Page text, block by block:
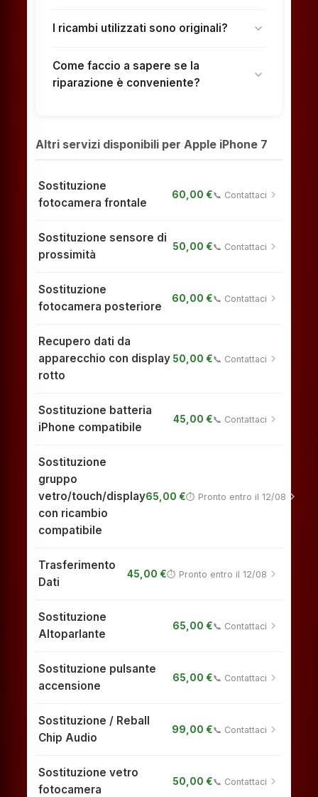
I ricambi utilizzati sono originali? expand_more
Come faccio a sapere se la
riparazione è conveniente?
expand_more
Altri servizi disponibili per Apple iPhone 7
Sostituzione
fotocamera frontale
60,00 €📞 Contattaci chevron_right
Sostituzione sensore di
prossimità
50,00 €📞 Contattaci chevron_right
Sostituzione
fotocamera posteriore
60,00 €📞 Contattaci chevron_right
Recupero dati da
apparecchio con display
rotto
50,00 €📞 Contattaci chevron_right
Sostituzione batteria
iPhone compatibile
45,00 €📞 Contattaci chevron_right
Sostituzione
gruppo
vetro/touch/display
con ricambio
compatibile
65,00 €⏱ Pronto entro il 12/08 chevron_right
Trasferimento
Dati
45,00 €⏱ Pronto entro il 12/08 chevron_right
Sostituzione
Altoparlante
65,00 €📞 Contattaci chevron_right
Sostituzione pulsante
accensione
65,00 €📞 Contattaci chevron_right
Sostituzione / Reball
Chip Audio
99,00 €📞 Contattaci chevron_right
Sostituzione vetro
fotocamera
50,00 €📞 Contattaci chevron_right